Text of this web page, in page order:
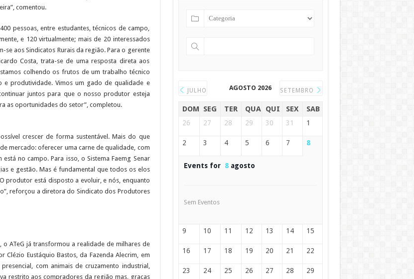
comentou.
pessoas, entre estudantes, técnicos de campo,
e 120 virtualmente; mais de 20 interessados
aos Sindicatos Rurais da região. Para o gerente
Costa, trata-se de uma resposta direta aos
colhendo os frutos de um trabalho técnico
produtividade. Vimos um gado de qualidade e
juntos para que o nosso produtor esteja
as oportunidades do setor”, completou.
crescer de forma sustentável. Mais do que
mercado: oferecer uma carne de qualidade, com
no campo. Para isso, o Sistema Faemg Senar
e gestão. Mas é fundamental que todos os elos
produtor está disposto a evoluir, e nós, enquanto
reforçou a diretora do Sindicato dos Produtores
ATeG já transformou a realidade de milhares de
Eustáquio Bastos, da Fazenda Alecrim, em
com animais de cruzamento industrial,
restrito aos compradores da região mas, graças
JULHO AGOSTO 2026 SETEMBRO
DOM SEG TER QUA QUI SEX SAB
26 27 28 29 30 31 1
2 3 4 5 6 7 8
Events for 8agosto
Sem Eventos
9 10 11 12 13 14 15
16 17 18 19 20 21 22
23 24 25 26 27 28 29